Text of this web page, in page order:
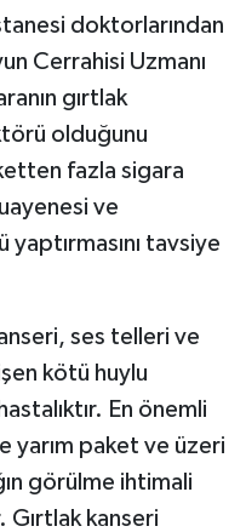
doktorlarından
Cerrahisi Uzmanı
gırtlak
olduğunu
fazla sigara
ve
tavsiye
ses telleri ve
kötü huylu
En önemli
yarım paket ve üzeri
görülme ihtimali
Gırtlak kanseri